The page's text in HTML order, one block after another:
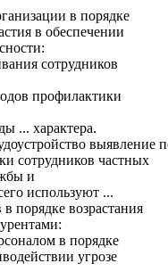
в порядке
в обеспечении
сотрудников
профилактики
... характера.
выявление
сотрудников частных
и
используют ...
порядке возрастания
в порядке
угрозе